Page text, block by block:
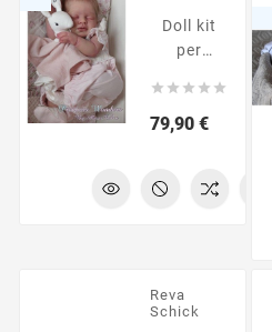
una
possibile
interpretazione
modello.
Doll kit
per
una
bambola
non
dipinte.
    
79,90 €Prezzo
Reva
Schick